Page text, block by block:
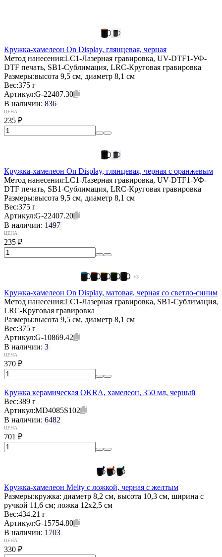
Кружка-хамелеон On Display, глянцевая, черная
Метод нанесения:LC1-Лазерная гравировка, UV-DTF1-УФ-
DTF печать, SB1-Сублимация, LRC-Круговая гравировка
Размеры:высота 9,5 см, диаметр 8,1 см
Вес:375 г
Артикул:G-22407.30
В наличии: 836
ЦЕНА:
235 ₽
Кружка-хамелеон On Display, глянцевая, черная с оранжевым
Метод нанесения:LC1-Лазерная гравировка, UV-DTF1-УФ-
DTF печать, SB1-Сублимация, LRC-Круговая гравировка
Размеры:высота 9,5 см, диаметр 8,1 см
Вес:375 г
Артикул:G-22407.20
В наличии: 1497
ЦЕНА:
235 ₽
+3
Кружка-хамелеон On Display, матовая, черная со светло-синим
Метод нанесения:LC1-Лазерная гравировка, SB1-Сублимация,
LRC-Круговая гравировка
Размеры:высота 9,5 см, диаметр 8,1 см
Вес:375 г
Артикул:G-10869.42
В наличии: 3
ЦЕНА:
370 ₽
Кружка керамическая OKRA, хамелеон, 350 мл, черный
Вес:389 г
Артикул:MD4085S102
В наличии: 6482
ЦЕНА:
701 ₽
Кружка-хамелеон Melty с ложкой, черная с желтым
Размеры:кружка: диаметр 8,2 см, высота 10,3 см, ширина с
ручкой 11,6 см; ложка 12х2,5 см
Вес:434.21 г
Артикул:G-15754.80
В наличии: 1703
ЦЕНА:
330 ₽